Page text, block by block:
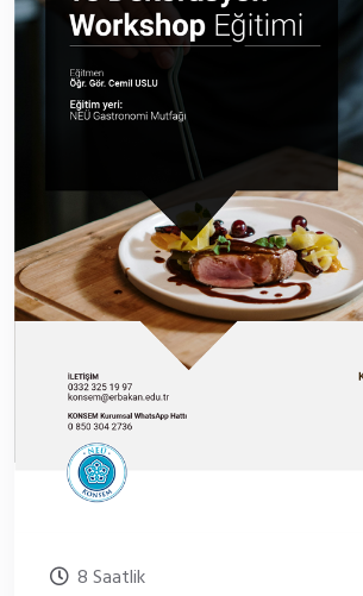
8 Saatlik